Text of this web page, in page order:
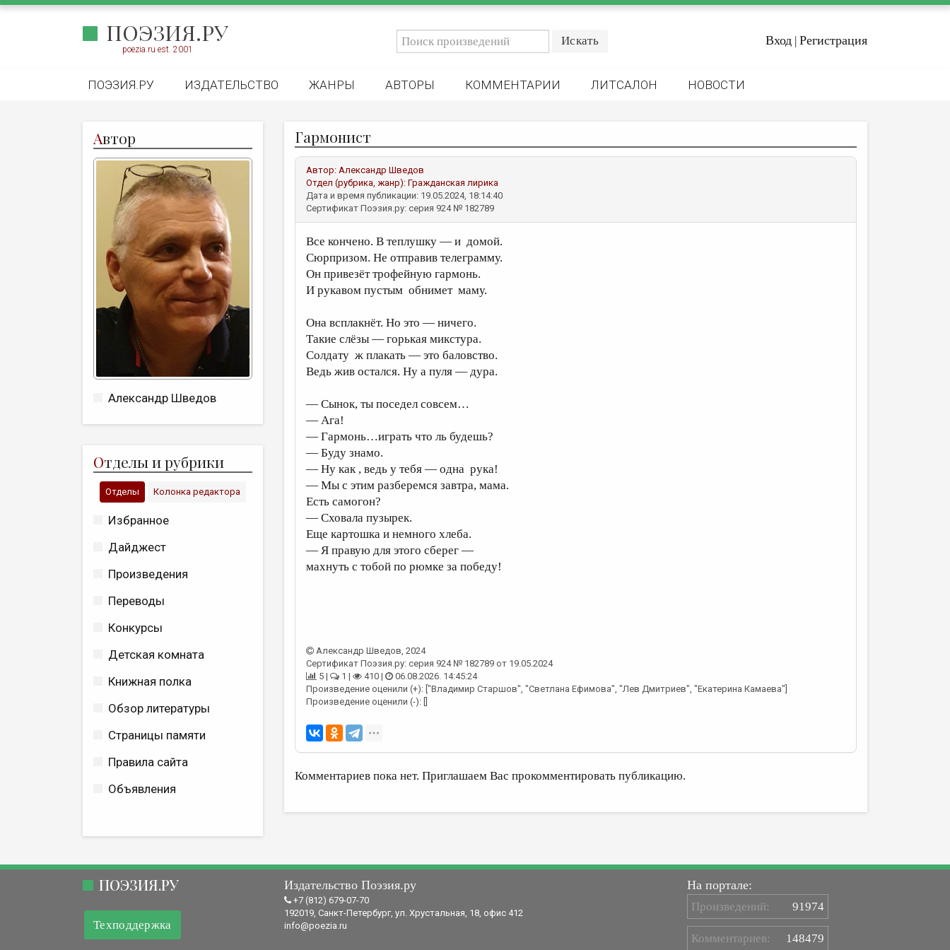
ПОЭЗИЯ.РУ
poezia.ru est. 2001
Вход | Регистрация
ПОЭЗИЯ.РУ ИЗДАТЕЛЬСТВО ЖАНРЫ АВТОРЫ КОММЕНТАРИИ ЛИТСАЛОН НОВОСТИ
Автор
Александр Шведов
Отделы и рубрики
Отделы Колонка редактора
Избранное
Дайджест
Произведения
Переводы
Конкурсы
Детская комната
Книжная полка
Обзор литературы
Страницы памяти
Правила сайта
Объявления
Гармонист
Автор: Александр Шведов
Отдел (рубрика, жанр): Гражданская лирика
Дата и время публикации: 19.05.2024, 18:14:40
Сертификат Поэзия.ру: серия 924 № 182789
Все кончено. В теплушку — и домой.
Сюрпризом. Не отправив телеграмму.
Он привезёт трофейную гармонь.
И рукавом пустым обнимет маму.
Она всплакнёт. Но это — ничего.
Такие слёзы — горькая микстура.
Солдату ж плакать — это баловство.
Ведь жив остался. Ну а пуля — дура.
— Сынок, ты поседел совсем…
— Ага!
— Гармонь…играть что ль будешь?
— Буду знамо.
— Ну как , ведь у тебя — одна рука!
— Мы с этим разберемся завтра, мама.
Есть самогон?
— Сховала пузырек.
Еще картошка и немного хлеба.
— Я правую для этого сберег —
махнуть с тобой по рюмке за победу!
Александр Шведов, 2024
Сертификат Поэзия.ру: серия 924 № 182789 от 19.05.2024
5 |
1 | 410 |
06.08.2026. 14:45:24
Произведение оценили (+): ["Владимир Старшов", "Светлана Ефимова", "Лев Дмитриев", "Екатерина Камаева"]
Произведение оценили (-): []
Комментариев пока нет. Приглашаем Вас прокомментировать публикацию.
ПОЭЗИЯ.РУ
Техподдержка
Издательство Поэзия.ру
+7 (812) 679-07-70
192019, Санкт-Петербург, ул. Хрустальная, 18, офис 412
info@poezia.ru
На портале:
Произведений: 91974
Комментариев: 148479